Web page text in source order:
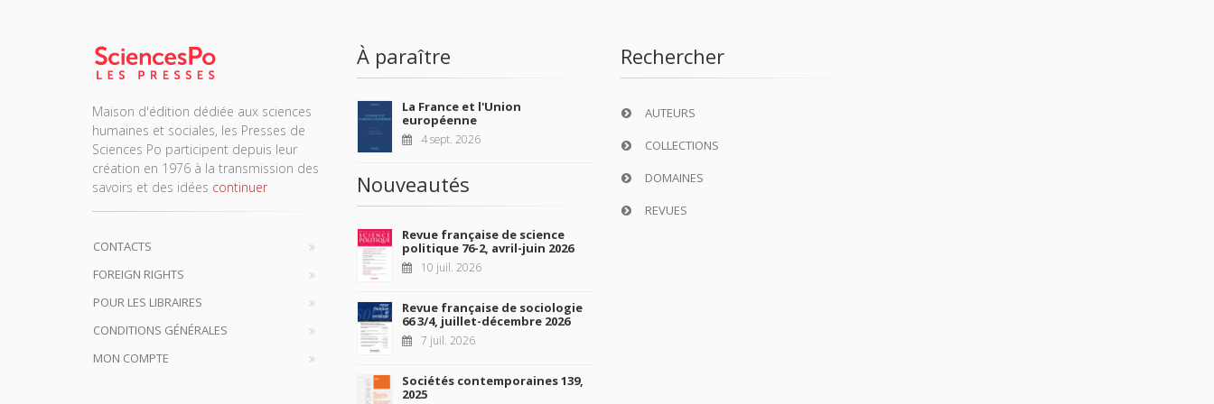
Maison d'édition dédiée aux sciences
humaines et sociales, les Presses de
Sciences Po participent depuis leur
création en 1976 à la transmission des
savoirs et des idées continuer
CONTACTS
FOREIGN RIGHTS
POUR LES LIBRAIRES
CONDITIONS GÉNÉRALES
MON COMPTE
À paraître
La France et l'Union
européenne
4 sept. 2026
Nouveautés
Revue française de science
politique 76-2, avril-juin 2026
10 juil. 2026
Revue française de sociologie
66 3/4, juillet-décembre 2026
7 juil. 2026
Sociétés contemporaines 139,
2025
Rechercher
AUTEURS
COLLECTIONS
DOMAINES
REVUES